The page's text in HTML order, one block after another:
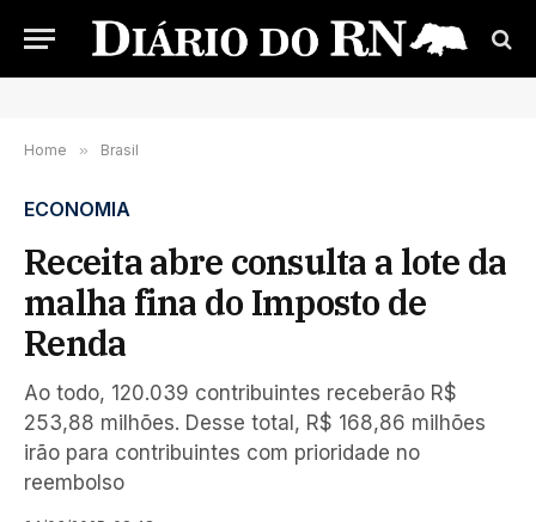
Home » Brasil
ECONOMIA
Receita abre consulta a lote da
malha fina do Imposto de
Renda
Ao todo, 120.039 contribuintes receberão R$
253,88 milhões. Desse total, R$ 168,86 milhões
irão para contribuintes com prioridade no
reembolso